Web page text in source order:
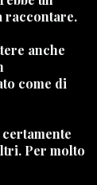
raccontare.
anche
come di
Per molto